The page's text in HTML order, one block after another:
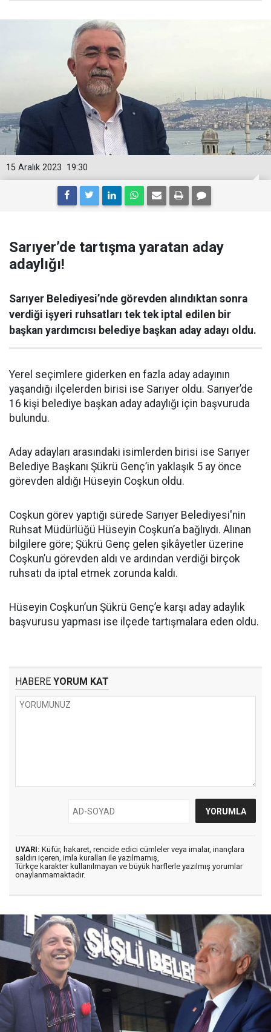
19:30
15 Aralık 2023
Sarıyer’de tartışma yaratan aday
adaylığı!
Sarıyer Belediyesi’nde görevden alındıktan sonra
verdiği işyeri ruhsatları tek tek iptal edilen bir
başkan yardımcısı belediye başkan aday adayı oldu.
Yerel seçimlere giderken en fazla aday adayının
yaşandığı ilçelerden birisi ise Sarıyer oldu. Sarıyer’de
16 kişi belediye başkan aday adaylığı için başvuruda
bulundu.
Aday adayları arasındaki isimlerden birisi ise Sarıyer
Belediye Başkanı Şükrü Genç’in yaklaşık 5 ay önce
görevden aldığı Hüseyin Coşkun oldu.
Coşkun görev yaptığı sürede Sarıyer Belediyesi'nin
Ruhsat Müdürlüğü Hüseyin Coşkun’a bağlıydı. Alınan
bilgilere göre; Şükrü Genç gelen şikâyetler üzerine
Coşkun’u görevden aldı ve ardından verdiği birçok
ruhsatı da iptal etmek zorunda kaldı.
Hüseyin Coşkun’un Şükrü Genç’e karşı aday adaylık
başvurusu yapması ise ilçede tartışmalara eden oldu.
HABERE YORUM KAT
UYARI: Küfür, hakaret, rencide edici cümleler veya imalar, inançlara
saldırı içeren, imla kuralları ile yazılmamış,
Türkçe karakter kullanılmayan ve büyük harflerle yazılmış yorumlar
onaylanmamaktadır.